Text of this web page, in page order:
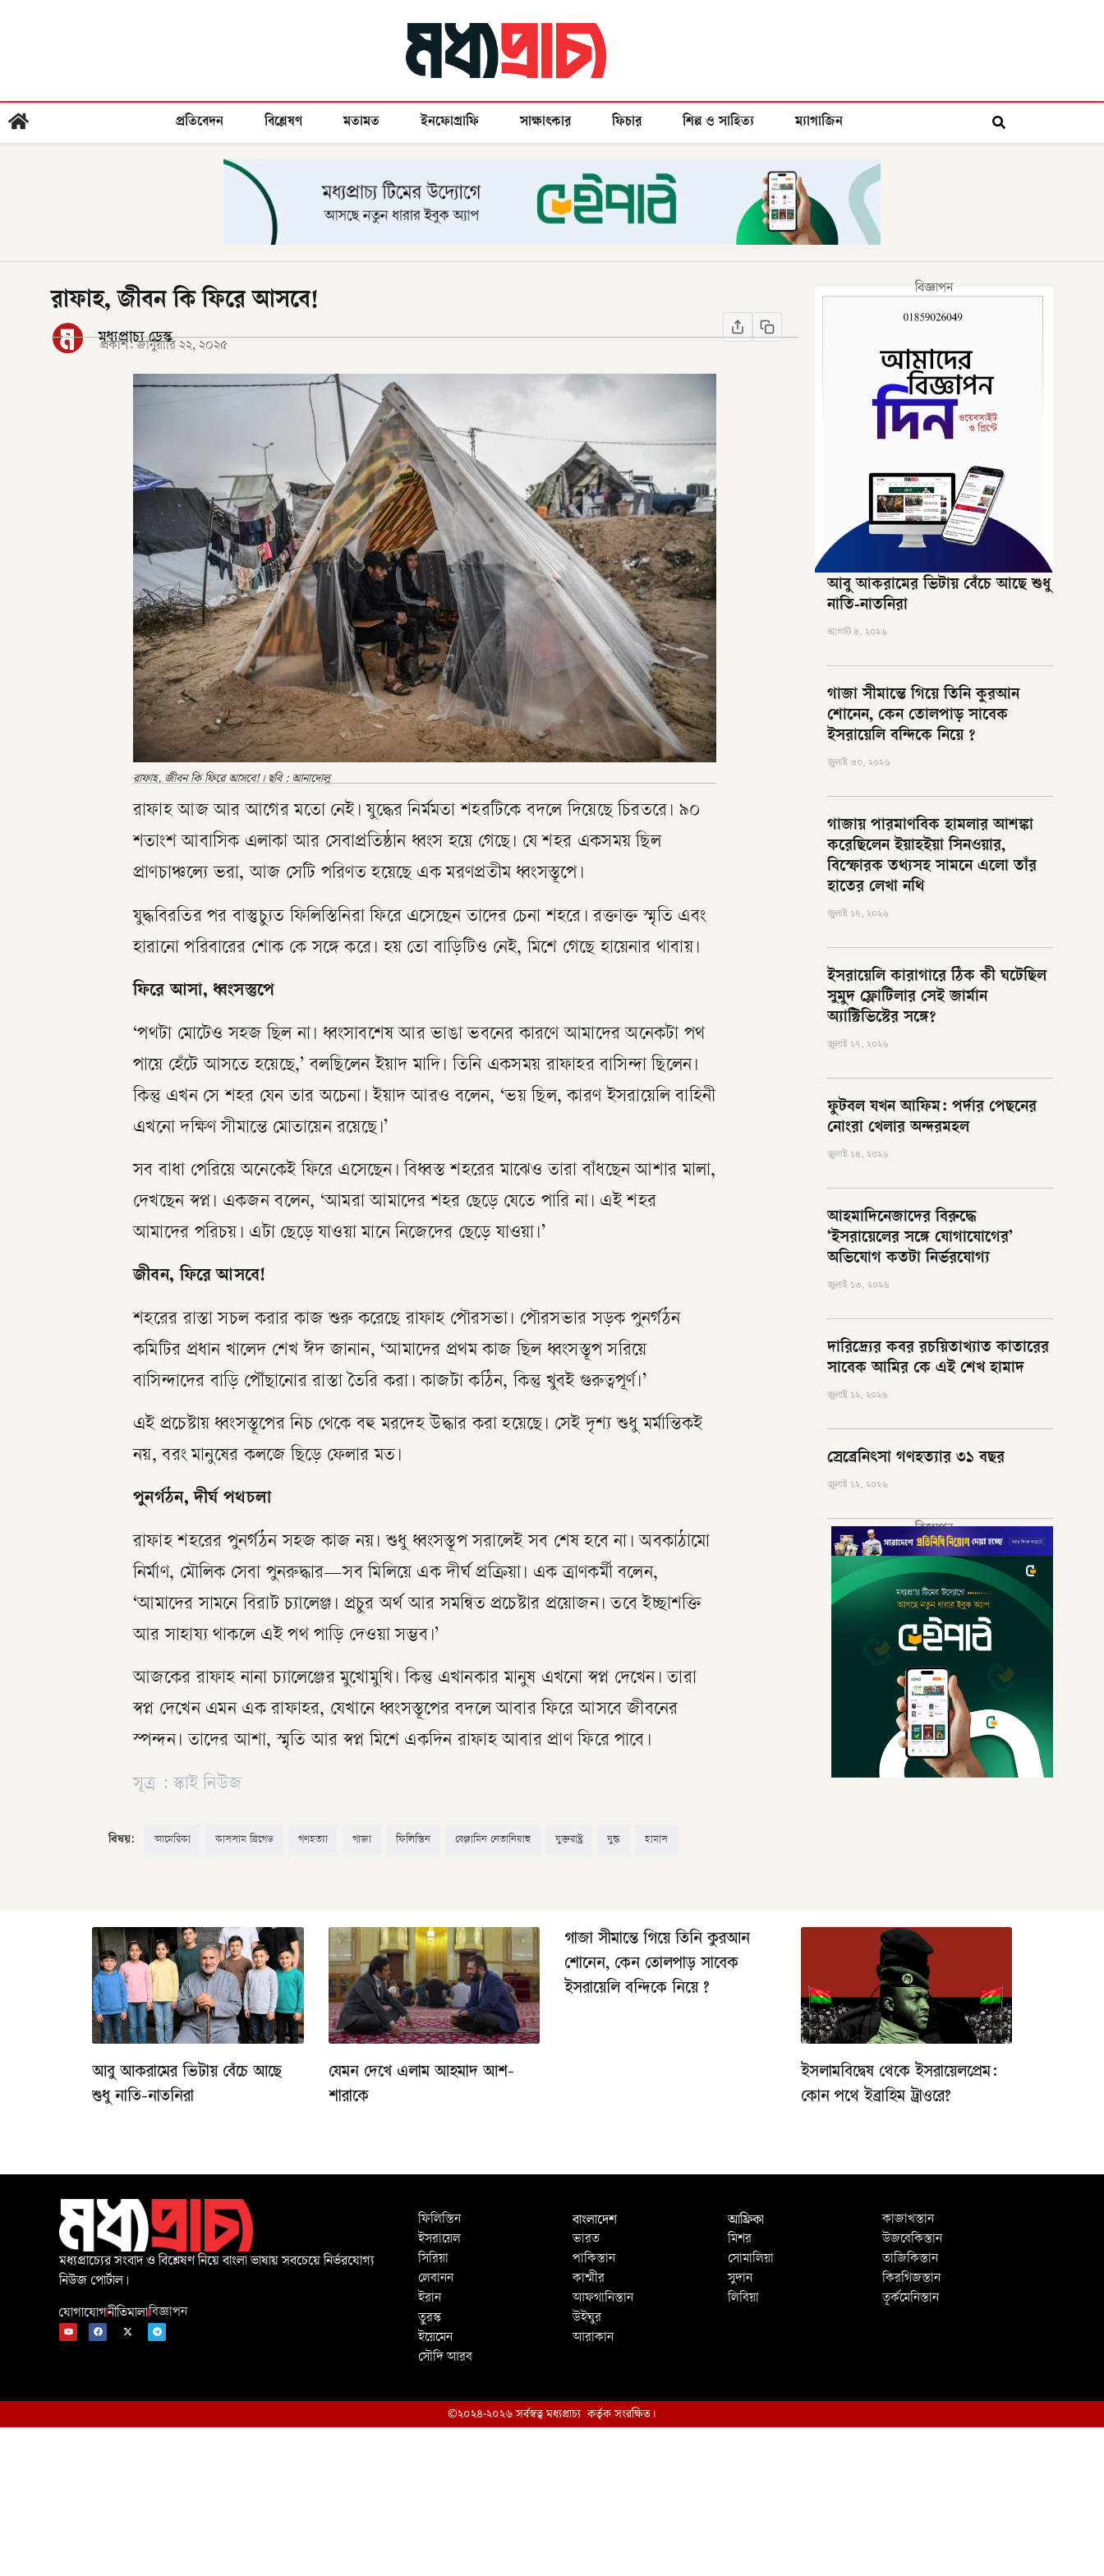
প্রতিবেদন বিশ্লেষণ মতামত ইনফোগ্রাফি সাক্ষাৎকার ফিচার শিল্প ও সাহিত্য ম্যাগাজিন
রাফাহ, জীবন কি ফিরে আসবে!
মধ্যপ্রাচ্য ডেস্ক
প্রকাশ: জানুয়ারি ২২, ২০২৫
রাফাহ, জীবন কি ফিরে আসবে!। ছবি : আনাদোলু
রাফাহ আজ আর আগের মতো নেই। যুদ্ধের নির্মমতা শহরটিকে বদলে দিয়েছে চিরতরে। ৯০
শতাংশ আবাসিক এলাকা আর সেবাপ্রতিষ্ঠান ধ্বংস হয়ে গেছে। যে শহর একসময় ছিল
প্রাণচাঞ্চল্যে ভরা, আজ সেটি পরিণত হয়েছে এক মরণপ্রতীম ধ্বংসস্তূপে।
যুদ্ধবিরতির পর বাস্তুচ্যুত ফিলিস্তিনিরা ফিরে এসেছেন তাদের চেনা শহরে। রক্তাক্ত স্মৃতি এবং
হারানো পরিবারের শোক কে সঙ্গে করে। হয় তো বাড়িটিও নেই, মিশে গেছে হায়েনার থাবায়।
ফিরে আসা, ধ্বংসস্তুপে
‘পথটা মোটেও সহজ ছিল না। ধ্বংসাবশেষ আর ভাঙা ভবনের কারণে আমাদের অনেকটা পথ
পায়ে হেঁটে আসতে হয়েছে,’ বলছিলেন ইয়াদ মাদি। তিনি একসময় রাফাহর বাসিন্দা ছিলেন।
কিন্তু এখন সে শহর যেন তার অচেনা। ইয়াদ আরও বলেন, ‘ভয় ছিল, কারণ ইসরায়েলি বাহিনী
এখনো দক্ষিণ সীমান্তে মোতায়েন রয়েছে।’
সব বাধা পেরিয়ে অনেকেই ফিরে এসেছেন। বিধ্বস্ত শহরের মাঝেও তারা বাঁধছেন আশার মালা,
দেখছেন স্বপ্ন। একজন বলেন, ‘আমরা আমাদের শহর ছেড়ে যেতে পারি না। এই শহর
আমাদের পরিচয়। এটা ছেড়ে যাওয়া মানে নিজেদের ছেড়ে যাওয়া।’
জীবন, ফিরে আসবে!
শহরের রাস্তা সচল করার কাজ শুরু করেছে রাফাহ পৌরসভা। পৌরসভার সড়ক পুনর্গঠন
কমিটির প্রধান খালেদ শেখ ঈদ জানান, ‘আমাদের প্রথম কাজ ছিল ধ্বংসস্তূপ সরিয়ে
বাসিন্দাদের বাড়ি পৌঁছানোর রাস্তা তৈরি করা। কাজটা কঠিন, কিন্তু খুবই গুরুত্বপূর্ণ।’
এই প্রচেষ্টায় ধ্বংসস্তূপের নিচ থেকে বহু মরদেহ উদ্ধার করা হয়েছে। সেই দৃশ্য শুধু মর্মান্তিকই
নয়, বরং মানুষের কলজে ছিড়ে ফেলার মত।
পুনর্গঠন, দীর্ঘ পথচলা
রাফাহ শহরের পুনর্গঠন সহজ কাজ নয়। শুধু ধ্বংসস্তূপ সরালেই সব শেষ হবে না। অবকাঠামো
নির্মাণ, মৌলিক সেবা পুনরুদ্ধার—সব মিলিয়ে এক দীর্ঘ প্রক্রিয়া। এক ত্রাণকর্মী বলেন,
‘আমাদের সামনে বিরাট চ্যালেঞ্জ। প্রচুর অর্থ আর সমন্বিত প্রচেষ্টার প্রয়োজন। তবে ইচ্ছাশক্তি
আর সাহায্য থাকলে এই পথ পাড়ি দেওয়া সম্ভব।’
আজকের রাফাহ নানা চ্যালেঞ্জের মুখোমুখি। কিন্তু এখানকার মানুষ এখনো স্বপ্ন দেখেন। তারা
স্বপ্ন দেখেন এমন এক রাফাহর, যেখানে ধ্বংসস্তূপের বদলে আবার ফিরে আসবে জীবনের
স্পন্দন। তাদের আশা, স্মৃতি আর স্বপ্ন মিশে একদিন রাফাহ আবার প্রাণ ফিরে পাবে।
সূত্র : স্কাই নিউজ
বিষয়: আমেরিকা কাসসাম ব্রিগেড গণহত্যা গাজা ফিলিস্তিন বেঞ্জামিন নেতানিয়াহু যুক্তরাষ্ট্র যুদ্ধ হামাস
বিজ্ঞাপন
আবু আকরামের ভিটায় বেঁচে আছে শুধু
নাতি-নাতনিরা
আগস্ট ৪, ২০২৬
গাজা সীমান্তে গিয়ে তিনি কুরআন
শোনেন, কেন তোলপাড় সাবেক
ইসরায়েলি বন্দিকে নিয়ে ?
জুলাই ৩০, ২০২৬
গাজায় পারমাণবিক হামলার আশঙ্কা
করেছিলেন ইয়াহইয়া সিনওয়ার,
বিস্ফোরক তথ্যসহ সামনে এলো তাঁর
হাতের লেখা নথি
জুলাই ১৭, ২০২৬
ইসরায়েলি কারাগারে ঠিক কী ঘটেছিল
সুমুদ ফ্লোটিলার সেই জার্মান
অ্যাক্টিভিস্টের সঙ্গে?
জুলাই ১৭, ২০২৬
ফুটবল যখন আফিম: পর্দার পেছনের
নোংরা খেলার অন্দরমহল
জুলাই ১৪, ২০২৬
আহমাদিনেজাদের বিরুদ্ধে
‘ইসরায়েলের সঙ্গে যোগাযোগের’
অভিযোগ কতটা নির্ভরযোগ্য
জুলাই ১৩, ২০২৬
দারিদ্র্যের কবর রচয়িতাখ্যাত কাতারের
সাবেক আমির কে এই শেখ হামাদ
জুলাই ১২, ২০২৬
স্রেব্রেনিৎসা গণহত্যার ৩১ বছর
জুলাই ১২, ২০২৬
বিজ্ঞাপন
আবু আকরামের ভিটায় বেঁচে আছে
শুধু নাতি-নাতনিরা
যেমন দেখে এলাম আহমাদ আশ-
শারাকে
গাজা সীমান্তে গিয়ে তিনি কুরআন
শোনেন, কেন তোলপাড় সাবেক
ইসরায়েলি বন্দিকে নিয়ে ?
ইসলামবিদ্বেষ থেকে ইসরায়েলপ্রেম:
কোন পথে ইব্রাহিম ট্রাওরে?
মধ্যপ্রাচ্যের সংবাদ ও বিশ্লেষণ নিয়ে বাংলা ভাষায় সবচেয়ে নির্ভরযোগ্য
নিউজ পোর্টাল।
যোগাযোগনীতিমালাবিজ্ঞাপন
ফিলিস্তিন
ইসরায়েল
সিরিয়া
লেবানন
ইরান
তুরস্ক
ইয়েমেন
সৌদি আরব
বাংলাদেশ
ভারত
পাকিস্তান
কাশ্মীর
আফগানিস্তান
উইঘুর
আরাকান
আফ্রিকা
মিশর
সোমালিয়া
সুদান
লিবিয়া
কাজাখস্তান
উজবেকিস্তান
তাজিকিস্তান
কিরগিজস্তান
তূর্কমেনিস্তান
©২০২৪-২০২৬ সর্বস্বত্ব মধ্যপ্রাচ্য কর্তৃক সংরক্ষিত।